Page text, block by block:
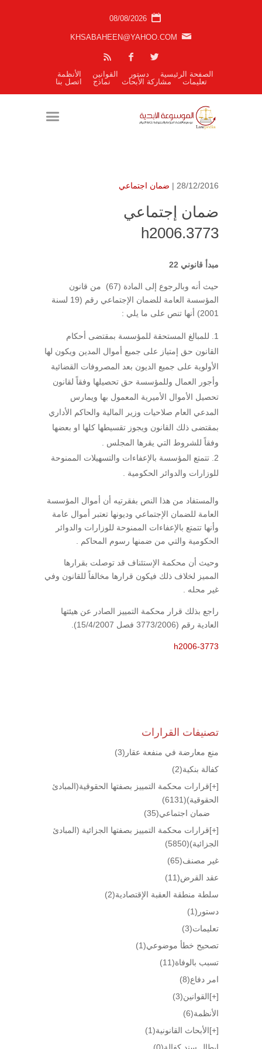
08/08/2026
KHSABAHEEN@YAHOO.COM
الصفحة الرئيسية دستور القوانين
الأنظمة
تعليمات
مشاركة الأبحاث نماذج اتصل بنا
28/12/2016 | ضمان اجتماعي
ضمان إجتماعي
h2006.3773
مبدأ قانوني 22
حيث أنه وبالرجوع إلى المادة (67) من قانون
المؤسسة العامة للضمان الإجتماعي رقم (19 لسنة
2001) أنها تنص على ما يلي :
للمبالغ المستحقة للمؤسسة بمقتضى أحكام
القانون حق إمتياز على جميع أموال المدين ويكون لها
الأولوية على جميع الديون بعد المصروفات القضائية
وأجور العمال وللمؤسسة حق تحصيلها وفقاً لقانون
تحصيل الأموال الأميرية المعمول بها ويمارس
المدعي العام صلاحيات وزير المالية والحاكم الأداري
بمقتضى ذلك القانون ويجوز تقسيطها كلها او بعضها
وفقاً للشروط التي يقرها المجلس .
تتمتع المؤسسة بالإعفاءات والتسهيلات الممنوحة
للوزارات والدوائر الحكومية .
والمستفاد من هذا النص بفقرتيه أن أموال المؤسسة
العامة للضمان الإجتماعي وديونها تعتبر أموال عامة
وأنها تتمتع بالإعفاءات الممنوحة للوزارات والدوائر
الحكومية والتي من ضمنها رسوم المحاكم .
وحيث أن محكمة الإستئناف قد توصلت بقرارها
المميز لخلاف ذلك فيكون قرارها مخالفاً للقانون وفي
غير محله .
راجع بذلك قرار محكمة التمييز الصادر عن هيئتها
العادية رقم (3773/2006 فصل 15/4/2007).
h2006-3773
تصنيفات القرارات
منع معارضة في منفعة عقار (3)
كفالة بنكية(2)
[+]قرارات محكمة التمييز بصفتها الحقوقية(المبادئ
الحقوقية)(6131)
ضمان اجتماعي(35)
[+]قرارات محكمة التمييز بصفتها الجزائية (المبادئ
الجزائية)(5850)
غير مصنف(65)
عقد القرض(11)
سلطة منطقة العقبة الإقتصادية(2)
دستور (1)
تعليمات(3)
تصحيح خطأ موضوعي(1)
تسبب بالوفاة(11)
امر دفاع(8)
[+]القوانين(3)
الأنظمة(6)
[+]الأبحاث القانونية(1)
إبطال سند كفالة(0)